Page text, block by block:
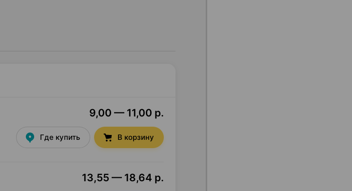
9,00 — 11,00 р.
Где купить В корзину
13,55 — 18,64 р.